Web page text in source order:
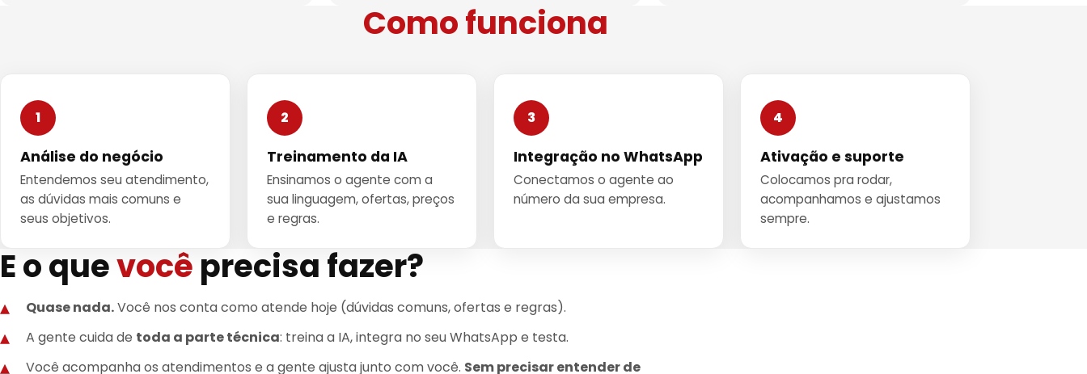
Como funciona
1
Análise do negócio
Entendemos seu atendimento,
as dúvidas mais comuns e
seus objetivos.
2
Treinamento da IA
Ensinamos o agente com a
sua linguagem, ofertas, preços
e regras.
3
Integração no WhatsApp
Conectamos o agente ao
número da sua empresa.
4
Ativação e suporte
Colocamos pra rodar,
acompanhamos e ajustamos
sempre.
E o quevocê precisa fazer?
Quase nada.Você nos conta como atende hoje (dúvidas comuns, ofertas e regras).
A gente cuida de toda a parte técnica: treina a IA, integra no seu WhatsApp e testa.
Você acompanha os atendimentos e a gente ajusta junto com você. Sem precisar entender de